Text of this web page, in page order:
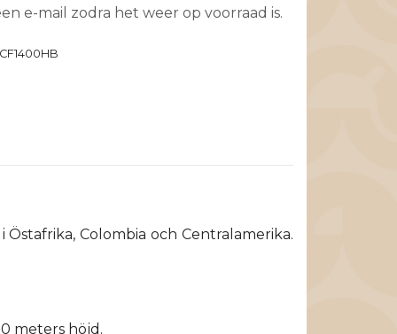
e-mail zodra het weer op voorraad is.
CF1400HB
Colombia och Centralamerika.
meters höjd.